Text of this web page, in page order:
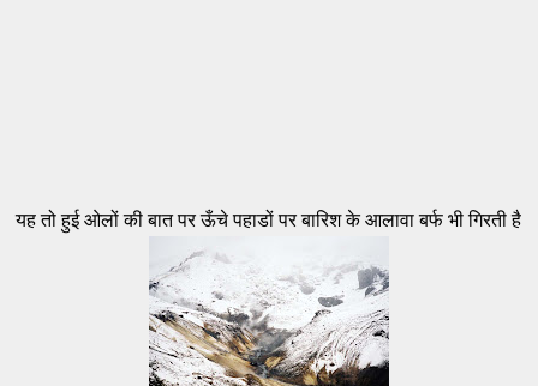
यह तो हुई ओलों की बात पर ऊँचे पहाडों पर बारिश के आलावा बर्फ भी गिरती है